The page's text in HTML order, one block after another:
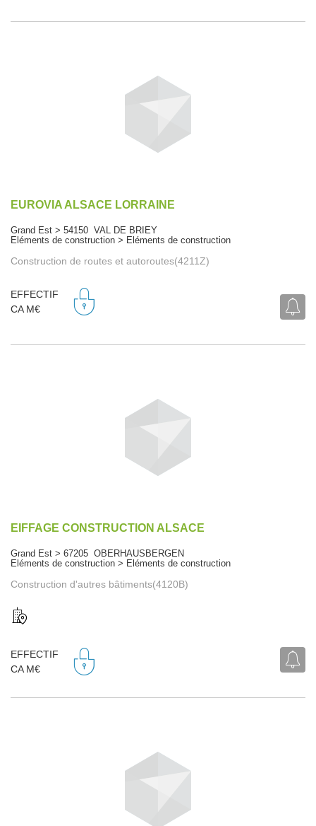
EUROVIA ALSACE LORRAINE
Grand Est > 54150 VAL DE BRIEY
Eléments de construction > Eléments de construction
Construction de routes et autoroutes(4211Z)
EFFECTIF
CA M€
EIFFAGE CONSTRUCTION ALSACE
Grand Est > 67205 OBERHAUSBERGEN
Eléments de construction > Eléments de construction
Construction d'autres bâtiments(4120B)
EFFECTIF
CA M€